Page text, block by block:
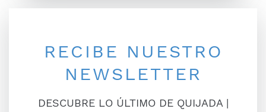
RECIBE NUESTRO
NEWSLETTER
DESCUBRE LO ÚLTIMO DE QUIJADA |